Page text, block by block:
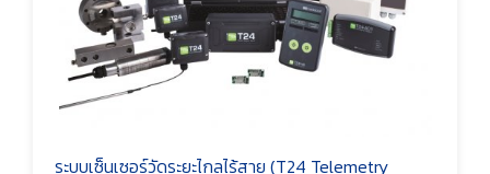
ระบบเซ็นเซอร์วัดระยะไกลไร้สาย (T24 Telemetry